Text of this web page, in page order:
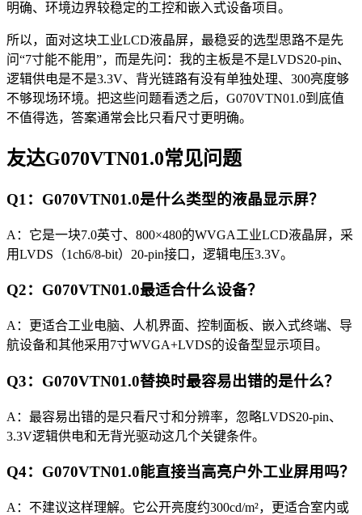
明确、环境边界较稳定的工控和嵌入式设备项目。
所以，面对这块工业LCD液晶屏，最稳妥的选型思路不是先
问“7寸能不能用”，而是先问：我的主板是不是LVDS20-pin、
逻辑供电是不是3.3V、背光链路有没有单独处理、300亮度够
不够现场环境。把这些问题看透之后，G070VTN01.0到底值
不值得选，答案通常会比只看尺寸更明确。
友达G070VTN01.0常见问题
Q1：G070VTN01.0是什么类型的液晶显示屏？
A：它是一块7.0英寸、800×480的WVGA工业LCD液晶屏，采
用LVDS（1ch6/8-bit）20-pin接口，逻辑电压3.3V。
Q2：G070VTN01.0最适合什么设备？
A：更适合工业电脑、人机界面、控制面板、嵌入式终端、导
航设备和其他采用7寸WVGA+LVDS的设备型显示项目。
Q3：G070VTN01.0替换时最容易出错的是什么？
A：最容易出错的是只看尺寸和分辨率，忽略LVDS20-pin、
3.3V逻辑供电和无背光驱动这几个关键条件。
Q4：G070VTN01.0能直接当高亮户外工业屏用吗？
A：不建议这样理解。它公开亮度约300cd/m²，更适合室内或